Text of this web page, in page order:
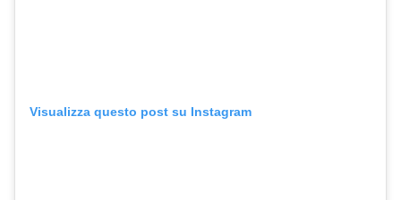
Visualizza questo post su Instagram